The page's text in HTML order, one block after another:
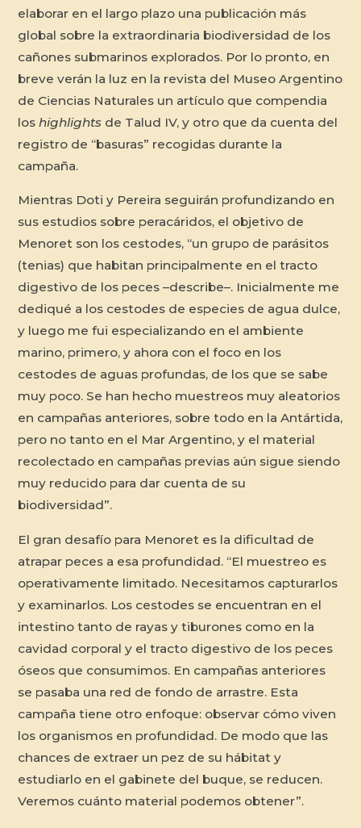
elaborar en el largo plazo una publicación más
global sobre la extraordinaria biodiversidad de los
cañones submarinos explorados. Por lo pronto, en
breve verán la luz en la revista del Museo Argentino
de Ciencias Naturales un artículo que compendia
loshighlights de Talud IV, y otro que da cuenta del
registro de “basuras” recogidas durante la
campaña.
Mientras Doti y Pereira seguirán profundizando en
sus estudios sobre peracáridos, el objetivo de
Menoret son los cestodes, “un grupo de parásitos
(tenias) que habitan principalmente en el tracto
digestivo de los peces –describe–. Inicialmente me
dediqué a los cestodes de especies de agua dulce,
y luego me fui especializando en el ambiente
marino, primero, y ahora con el foco en los
cestodes de aguas profundas, de los que se sabe
muy poco. Se han hecho muestreos muy aleatorios
en campañas anteriores, sobre todo en la Antártida,
pero no tanto en el Mar Argentino, y el material
recolectado en campañas previas aún sigue siendo
muy reducido para dar cuenta de su
biodiversidad”.
El gran desafío para Menoret es la dificultad de
atrapar peces a esa profundidad. “El muestreo es
operativamente limitado. Necesitamos capturarlos
y examinarlos. Los cestodes se encuentran en el
intestino tanto de rayas y tiburones como en la
cavidad corporal y el tracto digestivo de los peces
óseos que consumimos. En campañas anteriores
se pasaba una red de fondo de arrastre. Esta
campaña tiene otro enfoque: observar cómo viven
los organismos en profundidad. De modo que las
chances de extraer un pez de su hábitat y
estudiarlo en el gabinete del buque, se reducen.
Veremos cuánto material podemos obtener”.